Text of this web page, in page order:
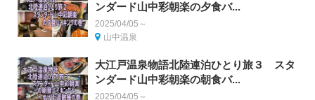
ンダード山中彩朝楽の夕食バ...
2025/04/05～
山中温泉
大江戸温泉物語北陸連泊ひとり旅３ スタ
ンダード山中彩朝楽の朝食バ...
2025/04/05～